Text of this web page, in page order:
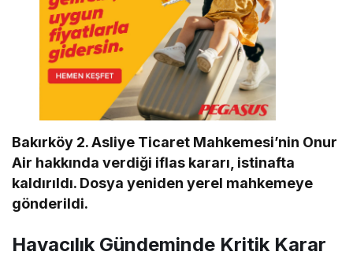
Bakırköy 2. Asliye Ticaret Mahkemesi’nin Onur
Air hakkında verdiği iflas kararı, istinafta
kaldırıldı. Dosya yeniden yerel mahkemeye
gönderildi.
Havacılık Gündeminde Kritik Karar